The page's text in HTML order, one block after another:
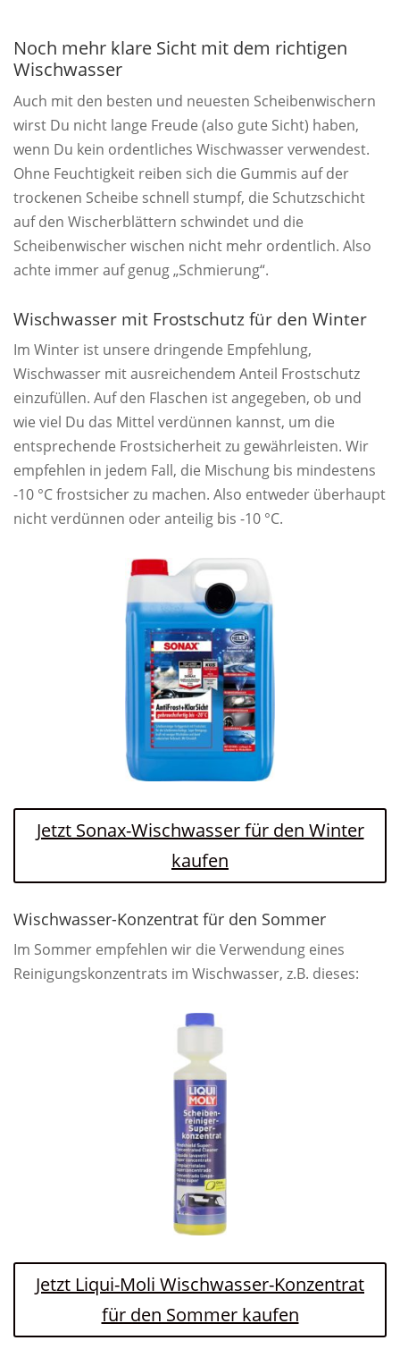
Noch mehr klare Sicht mit dem richtigen
Wischwasser
Auch mit den besten und neuesten Scheibenwischern
wirst Du nicht lange Freude (also gute Sicht) haben,
wenn Du kein ordentliches Wischwasser verwendest.
Ohne Feuchtigkeit reiben sich die Gummis auf der
trockenen Scheibe schnell stumpf, die Schutzschicht
auf den Wischerblättern schwindet und die
Scheibenwischer wischen nicht mehr ordentlich. Also
achte immer auf genug „Schmierung“.
Wischwasser mit Frostschutz für den Winter
Im Winter ist unsere dringende Empfehlung,
Wischwasser mit ausreichendem Anteil Frostschutz
einzufüllen. Auf den Flaschen ist angegeben, ob und
wie viel Du das Mittel verdünnen kannst, um die
entsprechende Frostsicherheit zu gewährleisten. Wir
empfehlen in jedem Fall, die Mischung bis mindestens
-10 °C frostsicher zu machen. Also entweder überhaupt
nicht verdünnen oder anteilig bis -10 °C.
Jetzt Sonax-Wischwasser für den Winter
kaufen
Wischwasser-Konzentrat für den Sommer
Im Sommer empfehlen wir die Verwendung eines
Reinigungskonzentrats im Wischwasser, z.B. dieses:
Jetzt Liqui-Moli Wischwasser-Konzentrat
für den Sommer kaufen